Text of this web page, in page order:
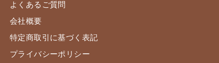
よくあるご質問
会社概要
特定商取引に基づく表記
プライバシーポリシー